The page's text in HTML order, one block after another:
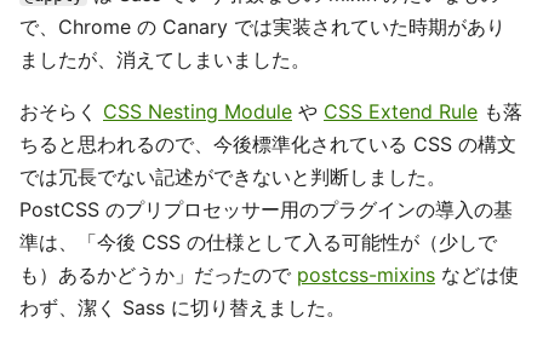
で、Chrome の Canary では実装されていた時期があり
ましたが、消えてしまいました。
おそらく CSS Nesting Module や CSS Extend Rule も落
ちると思われるので、今後標準化されている CSS の構文
では冗長でない記述ができないと判断しました。
PostCSS のプリプロセッサー用のプラグインの導入の基
準は、「今後 CSS の仕様として入る可能性が（少しで
も）あるかどうか」だったので postcss-mixins などは使
わず、潔く Sass に切り替えました。